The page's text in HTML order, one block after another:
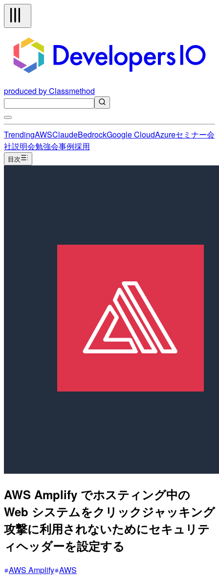
produced by Classmethod
TrendingAWSClaudeBedrockGoogle CloudAzureセミナー会
社説明会勉強会事例採用
目次
AWS Amplify でホスティング中の
Web システムをクリックジャッキング
攻撃に利用されないためにセキュリテ
ィヘッダーを設定する
AWS Amplify AWS